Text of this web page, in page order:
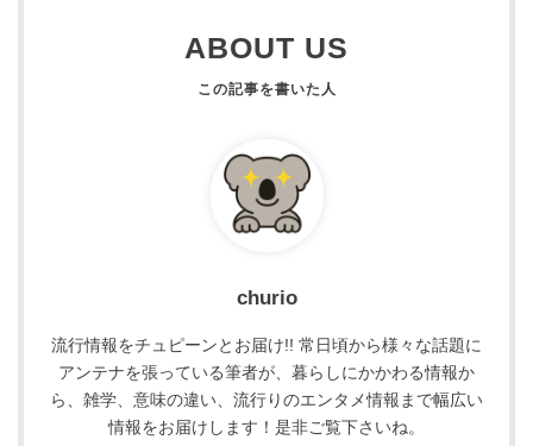
ABOUT US
churio
流行情報をチュピーンとお届け!! 常日頃から様々な話題に
アンテナを張っている筆者が、暮らしにかかわる情報か
ら、雑学、意味の違い、流行りのエンタメ情報まで幅広い
情報をお届けします！是非ご覧下さいね。